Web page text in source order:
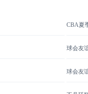
CBA夏
球会友
球会友